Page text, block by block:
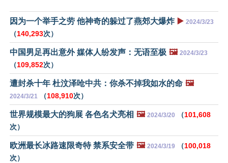
因为一个举手之劳 他神奇的躲过了燕郊大爆炸 ▶️ 2024/3/23
（140,293次）
中国男足再出意外 媒体人纷发声：无语至极 🖼️ 2024/3/23
（109,852次）
遭封杀十年 杜汶泽呛中共：你杀不掉我如水的命 🖼️
2024/3/21 （108,910次）
世界规模最大的狗展 各色名犬亮相 🖼️ 2024/3/20 （101,608
次）
欧洲最长冰路速限奇特 禁系安全带 🖼️ 2024/3/19 （100,018
次）